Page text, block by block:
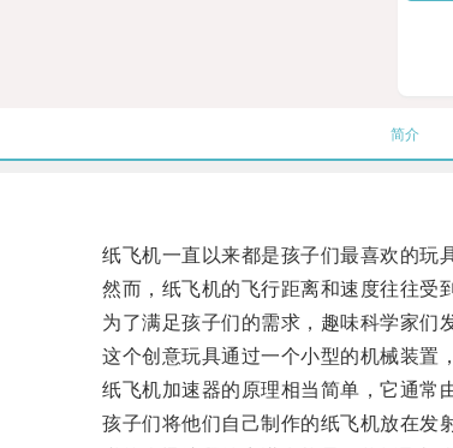
简介
纸飞机一直以来都是孩子们最喜欢的玩具
然而，纸飞机的飞行距离和速度往往受到
为了满足孩子们的需求，趣味科学家们发
这个创意玩具通过一个小型的机械装置，
纸飞机加速器的原理相当简单，它通常由
孩子们将他们自己制作的纸飞机放在发射